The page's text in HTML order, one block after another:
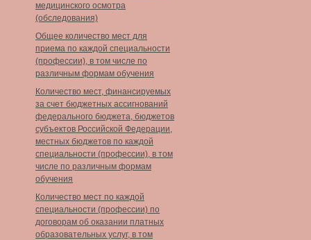
медицинского осмотра
(обследования)
Общее количество мест для
приема по каждой специальности
(профессии), в том числе по
различным формам обучения
Количество мест, финансируемых
за счет бюджетных ассигнований
федерального бюджета, бюджетов
субъектов Российской Федерации,
местных бюджетов по каждой
специальности (профессии), в том
числе по различным формам
обучения
Количество мест по каждой
специальности (профессии) по
договорам об оказании платных
образовательных услуг, в том